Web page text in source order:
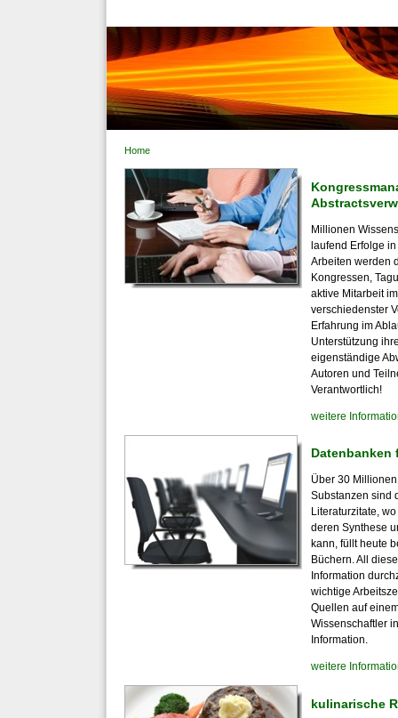
Home
Millionen
laufend Erfolge
Arbeiten werden
Kongressen,
aktive Mitarbeit
verschiedenster
Erfahrung im
Unterstützung
eigenständige
Autoren und
Verantwortlich!
weitere
Datenbanken
Über 30
Substanzen sind
Literaturzitate,
deren Synthese
kann, füllt heute
Büchern. All
Information
wichtige
Quellen auf
Wissenschaftler
Information.
weitere
kulinarische